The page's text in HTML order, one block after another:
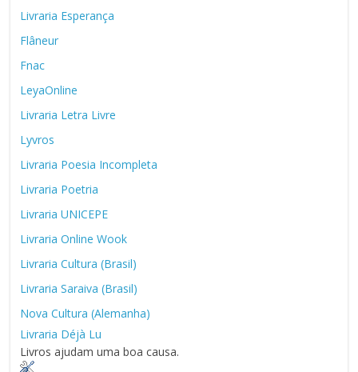
Livraria Esperança
Flâneur
Fnac
LeyaOnline
Livraria Letra Livre
Lyvros
Livraria Poesia Incompleta
Livraria Poetria
Livraria UNICEPE
Livraria Online Wook
Livraria Cultura (Brasil)
Livraria Saraiva (Brasil)
Nova Cultura (Alemanha)
Livraria Déjà Lu
Livros ajudam uma boa causa.